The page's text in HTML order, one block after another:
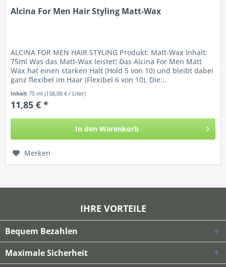
Alcina For Men Hair Styling Matt-Wax
ALCINA FOR MEN HAIR STYLING Produkt: Matt-Wax Inhalt:
75ml Was das Matt-Wax leistet! Das Alcina For Men Matt
Wax hat einen starken Halt (Hold 5 von 10) und bleibt dabei
ganz flexibel im Haar (Flexibel 6 von 10). Die...
Inhalt75 ml(158,00 € / Liter)
11,85 € *
In den Warenkorb
Merken
IHRE VORTEILE
Bequem Bezahlen
Maximale Sicherheit